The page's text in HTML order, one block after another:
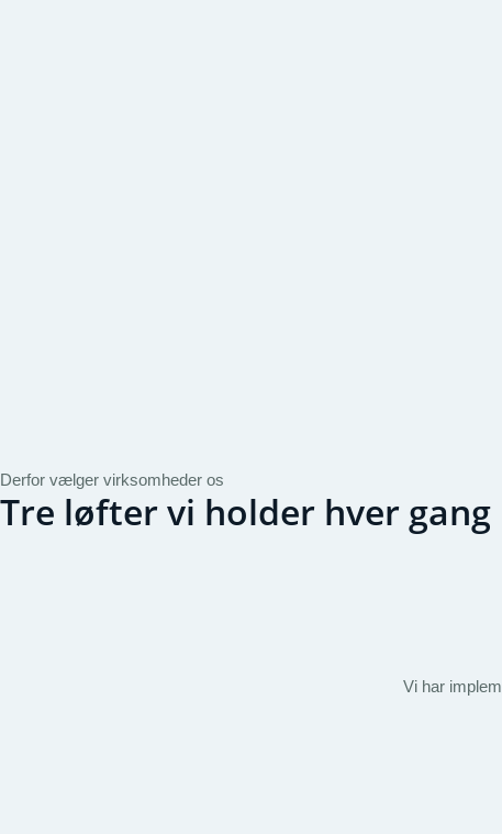
Derfor vælger virksomheder os
Tre løfter vi holder hver gang
Vi har